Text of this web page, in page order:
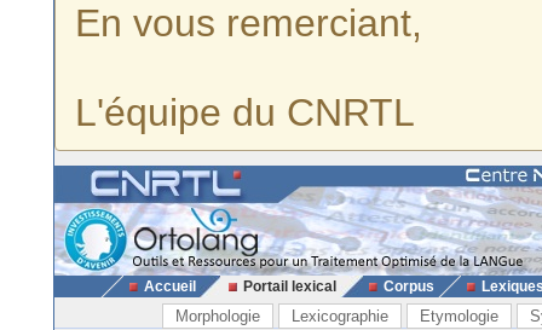
En vous remerciant,
L'équipe du CNRTL
Accueil Portail lexical Corpus
Morphologie Lexicographie Etymologie